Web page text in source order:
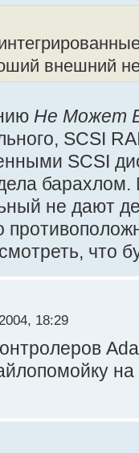
внешний
Не Может
SCSI
SCSI
барахлом.
не дают
что
18:29